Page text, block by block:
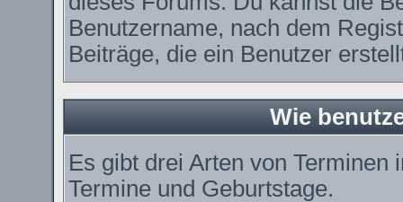
Benutzername, nach dem
Beiträge, die ein Benutzer
Wie
Es gibt drei Arten von Terminen
Termine und Geburtstage.